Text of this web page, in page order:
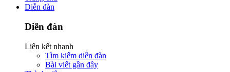
Diễn đàn
Diễn đàn
Liên kết nhanh
Tìm kiếm diễn đàn
Bài viết gần đây